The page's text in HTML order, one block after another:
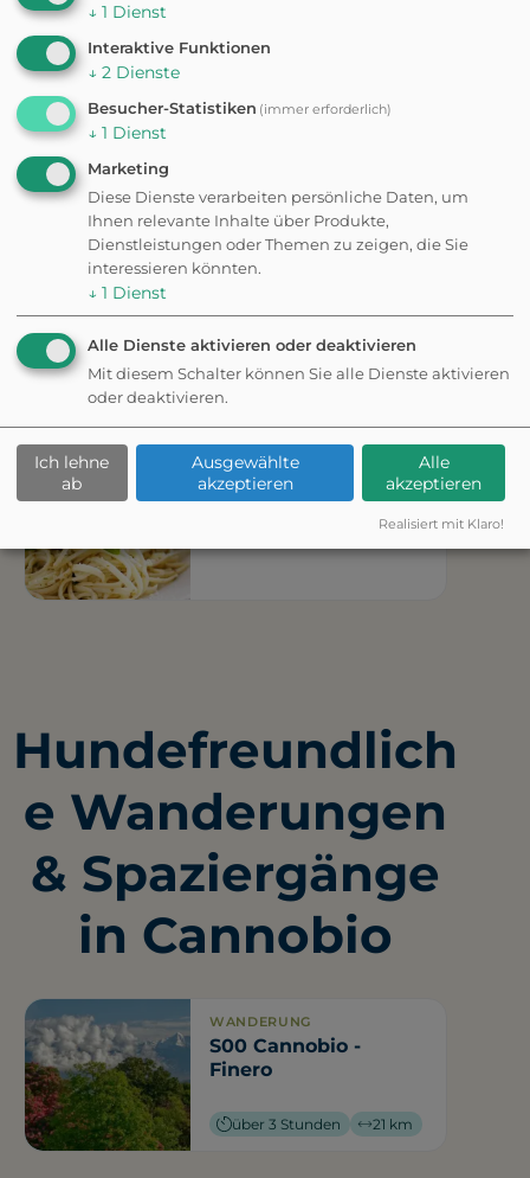
Maggiore
Kiesstrand
Hundefreundlich
e Restaurants in
Cannobio
RESTAURANT
Hundefreundlich
e Wanderungen
& Spaziergänge
in Cannobio
WANDERUNG
S00 Cannobio -
Finero
über 3 Stunden 21 km
↓ 1 Dienst
Interaktive Funktionen
↓ 2 Dienste
Besucher-Statistiken (immer erforderlich)
↓ 1 Dienst
Marketing
Diese Dienste verarbeiten persönliche Daten, um
Ihnen relevante Inhalte über Produkte,
Dienstleistungen oder Themen zu zeigen, die Sie
interessieren könnten.
↓ 1 Dienst
Alle Dienste aktivieren oder deaktivieren
Mit diesem Schalter können Sie alle Dienste aktivieren
oder deaktivieren.
Ich lehne
ab
Ausgewählte
akzeptieren
Alle
akzeptieren
Realisiert mit Klaro!